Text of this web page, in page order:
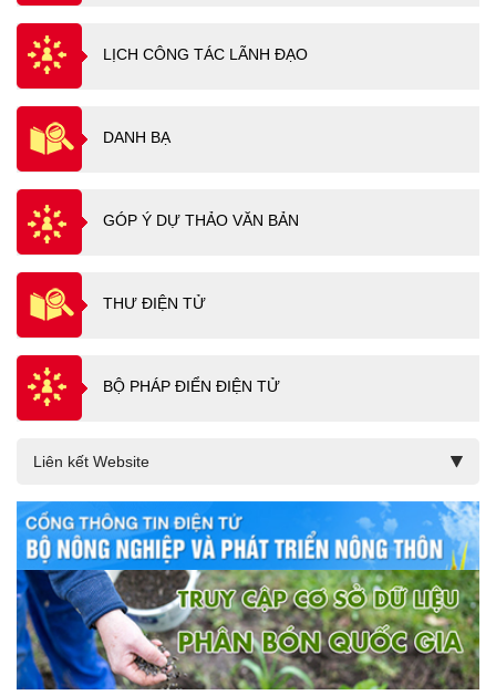
LỊCH CÔNG TÁC LÃNH ĐẠO
DANH BẠ
GÓP Ý DỰ THẢO VĂN BẢN
THƯ ĐIỆN TỬ
BỘ PHÁP ĐIỂN ĐIỆN TỬ